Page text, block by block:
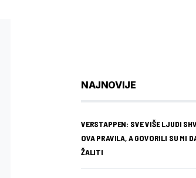
NAJNOVIJE
VERSTAPPEN: SVE VIŠE LJUDI
OVA PRAVILA, A GOVORILI SU MI
ŽALITI